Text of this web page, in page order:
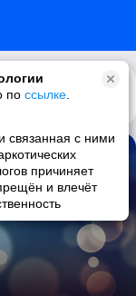
по ссылке
связанная с ними
причиняет
и влечёт